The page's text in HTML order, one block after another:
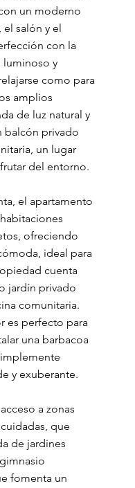
un moderno
salón y el
con la
luminoso y
como para
amplios
de luz natural y
balcón privado
un lugar
del entorno.
el apartamento
ofreciendo
ideal para
cuenta
jardín privado
comunitaria.
es perfecto para
una barbacoa
y exuberante.
a zonas
que
de jardines
fomenta un